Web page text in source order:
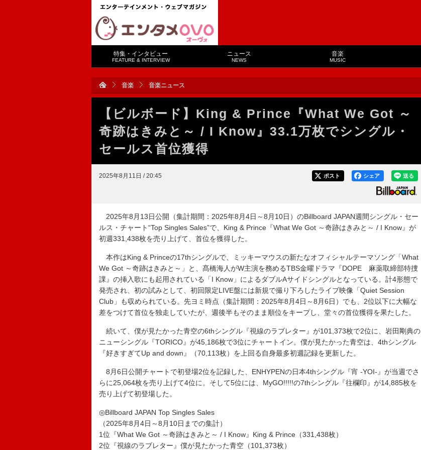
特集・インタビュー
FEATURE & INTERVIEW
ニュース
NEWS
音楽
MUSIC
音楽 音楽ニュース
【ビルボード】King & Prince『What We Got ～
奇跡はきみと～ / I Know』33.1万枚でシングル・
セールス首位獲得
2025年8月11日 / 20:45 送る
シェア
ポスト
2025年8月13日公開（集計期間：2025年8月4日～8月10日）のBillboard JAPAN週間シングル・セー
ルス・チャート“Top Singles Sales”で、King & Prince『What We Got ～奇跡はきみと～ / I Know』が
初週331,438枚を売り上げて、首位を獲得した。
本作はKing & Princeの17thシングルで、ミッキーマウスの新たなオフィシャルテーマソング「What
We Got ～奇跡はきみと～」と、髙橋海人がW主演を務めるTBS金曜ドラマ『DOPE 麻薬取締部特捜
課』の挿入歌にも起用されている「I Know」によるダブルAサイドシングルとなっている。計4形態で
発売され、初の試みとして、初回限定LIVE盤には新規で撮り下ろしたライブ映像「Quiet Session
Club」も収められている。先ヨミ時点（集計期間：2025年8月4日～8月6日）でも、2位以下に大幅な
差をつけて首位を独走していたが、週後半もそのまま順位をキープし、堂々の首位獲得を果たした。
続いて、僕が見たかった青空の6thシングル『視線のラブレター』が101,373枚で2位に、岩田剛典の
ニューシングル『TORICO』が45,186枚で3位にチャートイン。僕が見たかった青空は、4thシングル
『好きすぎてUp and down』（70,113枚）を上回る自身最多初週記録を更新した。
8月6日公開チャートで初登場2位を記録した、ENHYPENの日本4thシングル『宵 -YOI-』が当週でさ
らに25,064枚を売り上げて4位に。そして5位には、MyGO!!!!!の7thシングル『往欄印』が14,885枚を
売り上げて初登場した。
◎Billboard JAPAN Top Singles Sales
（2025年8月4日～8月10日までの集計）
1位『What We Got ～奇跡はきみと～ / I Know』King & Prince（331,438枚）
2位『視線のラブレター』僕が見たかった青空（101,373枚）